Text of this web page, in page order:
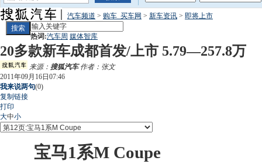
汽车频道 > 购车_买车网 > 新车资讯 > 即将上市
热词:汽车周 媒体智库
20多款新车成都首发/上市 5.79—257.8万
来源： 搜狐汽车作者：张文
2011年09月16日07:46
我来说两句(0)
复制链接
打印
大中小
宝马1系M Coupe